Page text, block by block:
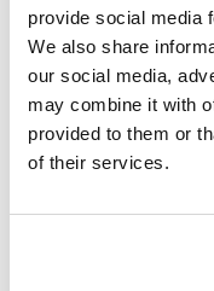
provide social media
We also share
our social media,
may combine it with
provided to them or
of their services.
Regelpaneel
Een
oplossing is
regelpaneel.
aflezen en